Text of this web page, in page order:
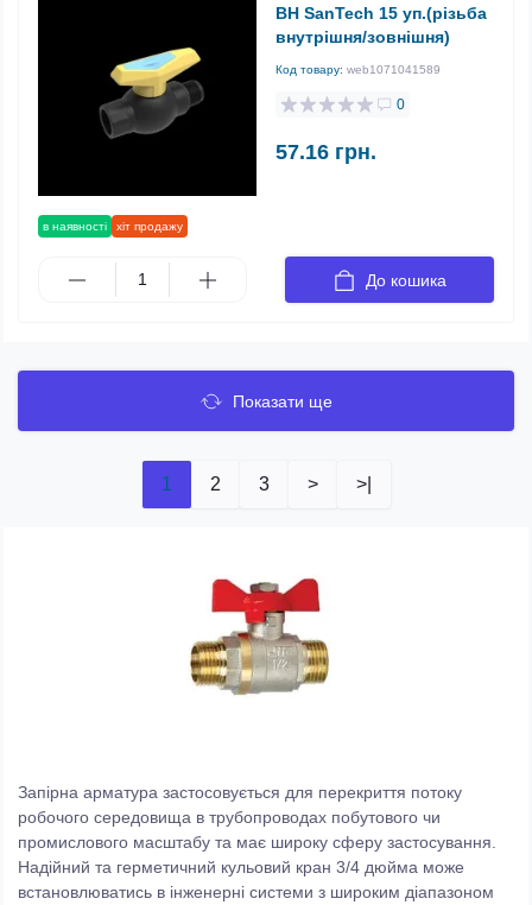
в наявності хіт продажу
ВН SanTech 15 уп.(різьба
внутрішня/зовнішня)
Код товару: web1071041589
0
57.16 грн.
До кошика
Показати ще
1 2 3 > >|
Запірна арматура застосовується для перекриття потоку
робочого середовища в трубопроводах побутового чи
промислового масштабу та має широку сферу застосування.
Надійний та герметичний кульовий кран 3/4 дюйма може
встановлюватись в інженерні системи з широким діапазоном